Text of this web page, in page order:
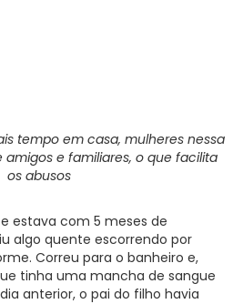
tempo em casa, mulheres nessa
e familiares, o que facilita
os abusos
estava com 5 meses de
algo quente escorrendo por
Correu para o banheiro e,
tinha uma mancha de sangue
anterior, o pai do filho havia